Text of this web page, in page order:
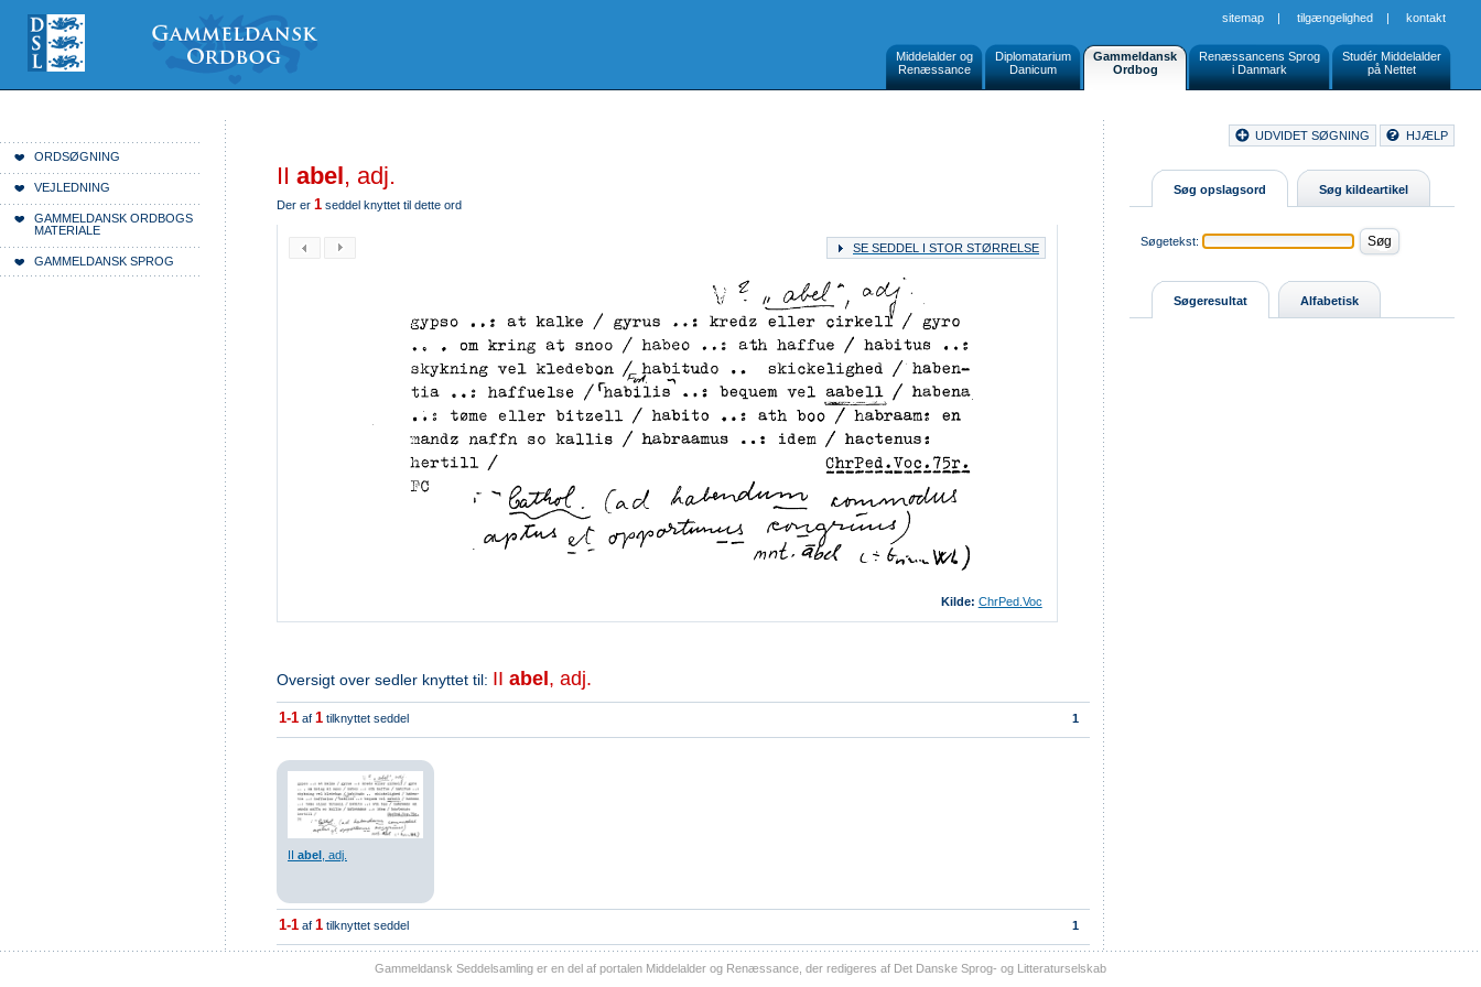
indhold
Videre
værktøjer
sitemap | tilgængelighed | kontakt
Middelalder og
Renæssance
Diplomatarium
Danicum
Gammeldansk
Ordbog
Renæssancens Sprog
i Danmark
Studér Middelalder
på Nettet
ORDSØGNING
VEJLEDNING
GAMMELDANSK ORDBOGS
MATERIALE
GAMMELDANSK SPROG
II abel, adj.
Der er 1 seddel knyttet til dette ord
SE SEDDEL I STOR STØRRELSE
Kilde: ChrPed.Voc
Oversigt over sedler knyttet til: II abel, adj.
1-1 af 1 tilknyttet seddel 1
II abel , adj.
1-1 af 1 tilknyttet seddel 1
UDVIDET SØGNING HJÆLP
Søg opslagsord Søg kildeartikel
Søgetekst:
Søgeresultat Alfabetisk
Gammeldansk Seddelsamling er en del af portalen Middelalder og Renæssance, der redigeres af Det Danske Sprog- og Litteraturselskab